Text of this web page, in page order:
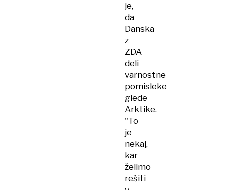
je,
da
Danska
z
ZDA
deli
varnostne
pomisleke
glede
Arktike.
"To
je
nekaj,
kar
želimo
rešiti